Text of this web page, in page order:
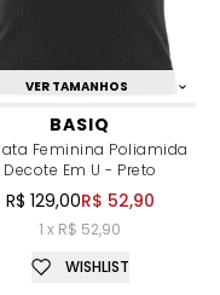
VER TAMANHOS
BASIQ
Feminina Poliamida
Decote Em U - Preto
R$ 129,00R$ 52,90
1 x R$ 52,90
WISHLIST